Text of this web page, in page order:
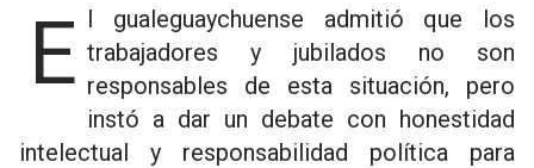
El gualeguaychuense admitió que los trabajadores y jubilados no son
responsables de esta situación, pero
instó a dar un debate con honestidad
intelectual y responsabilidad política para